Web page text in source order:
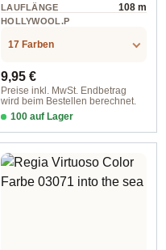
LAUFLÄNGE 108 m
HOLLYWOOL.P
.LABEL.MATERI
17 Farben
Regulärer Preis:
9,95 €
Preise inkl. MwSt. Endbetrag
wird beim Bestellen berechnet.
100 auf Lager
col. 2511 almond